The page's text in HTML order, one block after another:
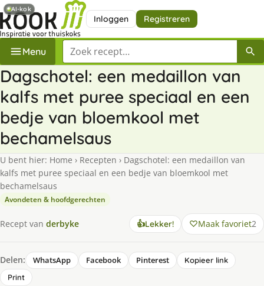
Inloggen Registreren
Menu Zoek een recept
Dagschotel: een medaillon van
kalfs met puree speciaal en een
bedje van bloemkool met
bechamelsaus
U bent hier: Home › Recepten › Dagschotel: een medaillon van
kalfs met puree speciaal en een bedje van bloemkool met
bechamelsaus
Avondeten & hoofdgerechten
Recept van derbyke 👍Lekker! Maak favoriet2
Delen: WhatsApp Facebook Pinterest
Kopieer link
Print
AI-kok